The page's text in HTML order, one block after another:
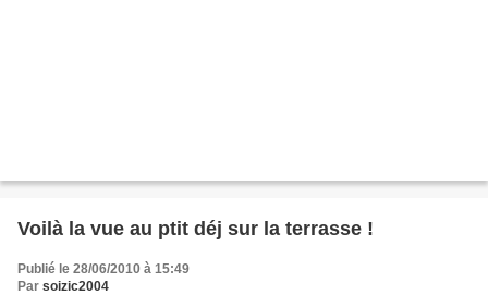
Voilà la vue au ptit déj sur la terrasse !
Publié le 28/06/2010 à 15:49
Par soizic2004